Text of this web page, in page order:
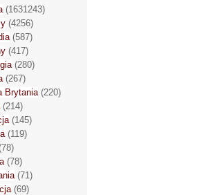
(1631243)
(4256)
(587)
(417)
(280)
(267)
Brytania(220)
(214)
(145)
(119)
(78)
(71)
(69)